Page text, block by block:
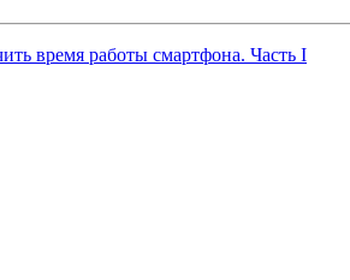
время работы смартфона. Часть I